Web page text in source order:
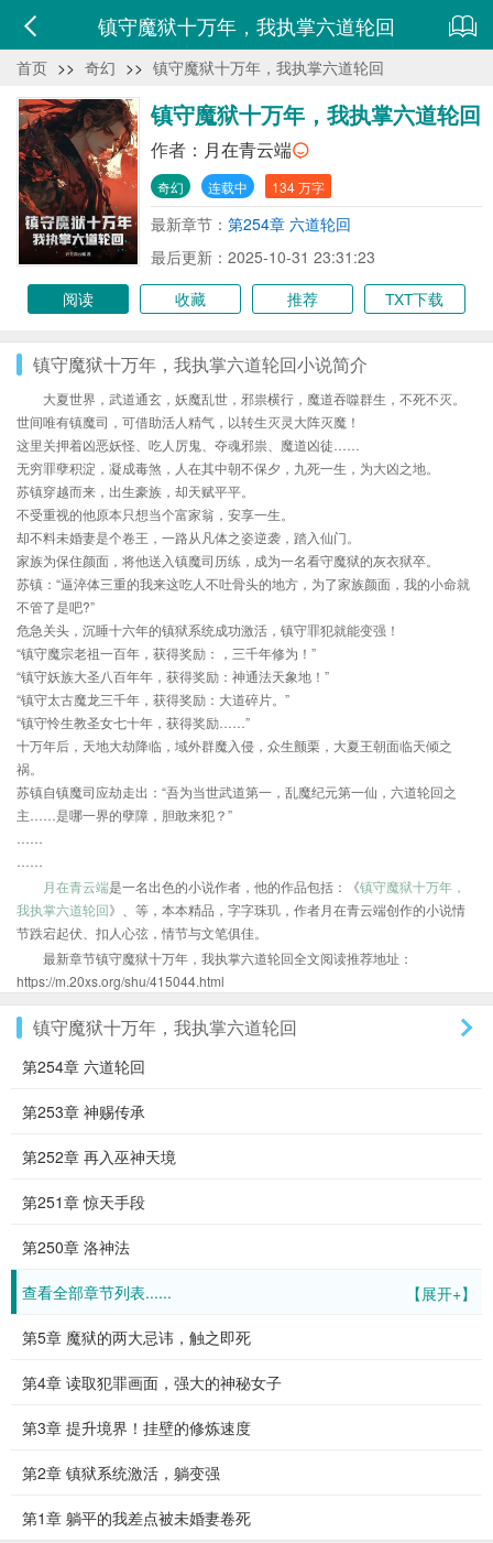
镇守魔狱十万年，我执掌六道轮回
首页 >> 奇幻 >> 镇守魔狱十万年，我执掌六道轮回
镇守魔狱十万年，我执掌六道轮回
作者： 月在青云端
奇幻 连载中 134 万字
最新章节： 第254章 六道轮回
最后更新：2025-10-31 23:31:23
阅读
收藏 推荐 TXT下载
镇守魔狱十万年，我执掌六道轮回小说简介
大夏世界，武道通玄，妖魔乱世，邪祟横行，魔道吞噬群生，不死不灭。
世间唯有镇魔司，可借助活人精气，以转生灭灵大阵灭魔！
这里关押着凶恶妖怪、吃人厉鬼、夺魂邪祟、魔道凶徒……
无穷罪孽积淀，凝成毒煞，人在其中朝不保夕，九死一生，为大凶之地。
苏镇穿越而来，出生豪族，却天赋平平。
不受重视的他原本只想当个富家翁，安享一生。
却不料未婚妻是个卷王，一路从凡体之姿逆袭，踏入仙门。
家族为保住颜面，将他送入镇魔司历练，成为一名看守魔狱的灰衣狱卒。
苏镇：“逼淬体三重的我来这吃人不吐骨头的地方，为了家族颜面，我的小命就
不管了是吧?”
危急关头，沉睡十六年的镇狱系统成功激活，镇守罪犯就能变强！
“镇守魔宗老祖一百年，获得奖励：，三千年修为！”
“镇守妖族大圣八百年年，获得奖励：神通法天象地！”
“镇守太古魔龙三千年，获得奖励：大道碎片。”
“镇守怜生教圣女七十年，获得奖励……”
十万年后，天地大劫降临，域外群魔入侵，众生颤栗，大夏王朝面临天倾之
祸。
苏镇自镇魔司应劫走出：“吾为当世武道第一，乱魔纪元第一仙，六道轮回之
主……是哪一界的孽障，胆敢来犯？”
月在青云端是一名出色的小说作者，他的作品包括：《镇守魔狱十万年，
我执掌六道轮回》、等，本本精品，字字珠玑，作者月在青云端创作的小说情
节跌宕起伏、扣人心弦，情节与文笔俱佳。
最新章节镇守魔狱十万年，我执掌六道轮回全文阅读推荐地址：
https://m.20xs.org/shu/415044.html
镇守魔狱十万年，我执掌六道轮回
第254章 六道轮回
第253章 神赐传承
第252章 再入巫神天境
第251章 惊天手段
第250章 洛神法
【展开+】
查看全部章节列表......
第5章 魔狱的两大忌讳，触之即死
第4章 读取犯罪画面，强大的神秘女子
第3章 提升境界！挂壁的修炼速度
第2章 镇狱系统激活，躺变强
第1章 躺平的我差点被未婚妻卷死